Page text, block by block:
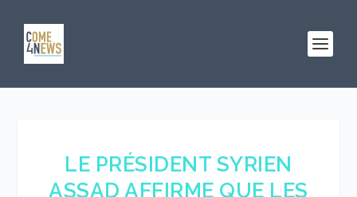
LE PRÉSIDENT SYRIEN
ASSAD AFFIRME QUE LES